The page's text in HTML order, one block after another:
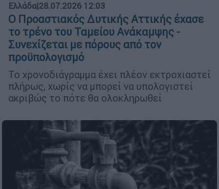
Ελλάδα|28.07.2026 12:03
Ο Προαστιακός Δυτικής Αττικής έχασε
το τρένο του Ταμείου Ανάκαμψης -
Συνεχίζεται με πόρους από τον
προϋπολογισμό
Το χρονοδιάγραμμα έχει πλέον εκτροχιαστεί
πλήρως, χωρίς να μπορεί να υπολογιστεί
ακριβώς το πότε θα ολοκληρωθεί